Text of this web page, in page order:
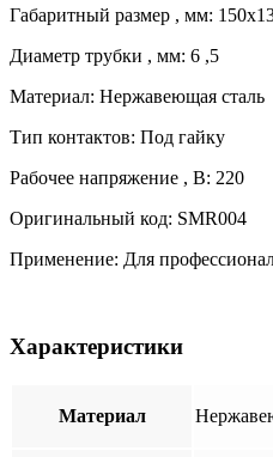
Габаритный размер , мм:
Диаметр трубки , мм: 6 ,5
Материал: Нержавеющая сталь
Тип контактов: Под гайку
Рабочее напряжение , В: 220
Оригинальный код: SMR004
Применение: Для
Характеристики
Материал